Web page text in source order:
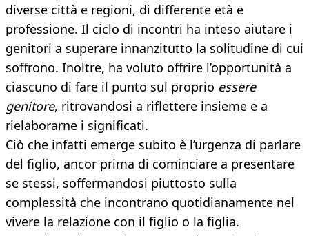
diverse città e regioni, di differente età e
professione. Il ciclo di incontri ha inteso aiutare i
genitori a superare innanzitutto la solitudine di cui
soffrono. Inoltre, ha voluto offrire l’opportunità a
ciascuno di fare il punto sul proprio essere
genitore, ritrovandosi a riflettere insieme e a
rielaborarne i significati.
Ciò che infatti emerge subito è l’urgenza di parlare
del figlio, ancor prima di cominciare a presentare
se stessi, soffermandosi piuttosto sulla
complessità che incontrano quotidianamente nel
vivere la relazione con il figlio o la figlia.